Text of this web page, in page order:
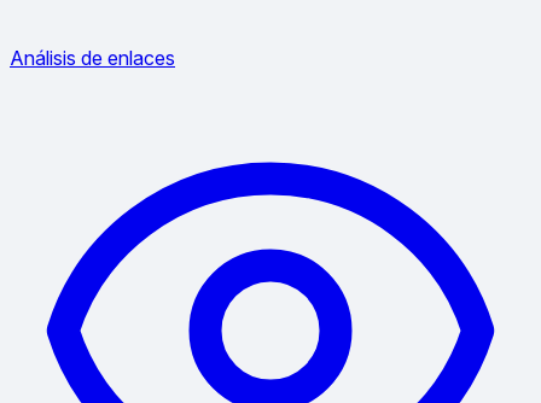
Análisis de enlaces